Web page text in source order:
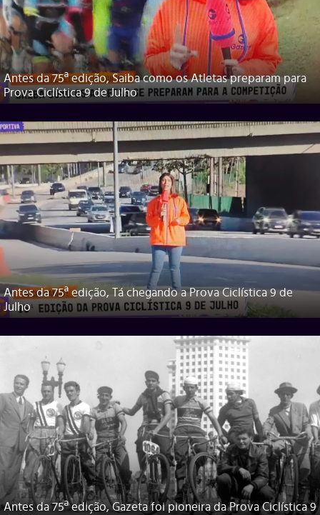
Antes da 75ª edição, Saiba como os Atletas preparam para
Prova Ciclística 9 de Julho
Antes da 75ª edição, Tá chegando a Prova Ciclística 9 de
Julho
Antes da 75ª edição, Gazeta foi pioneira da Prova Ciclística 9